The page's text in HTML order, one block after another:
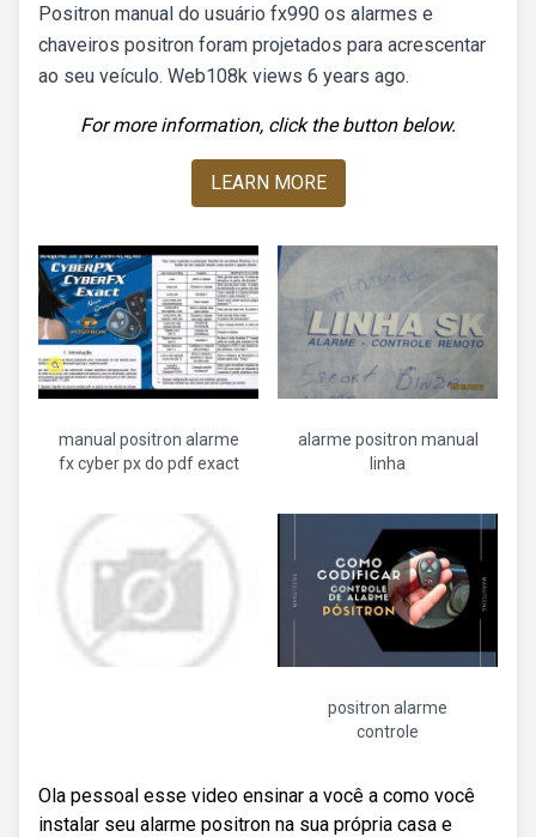
Positron manual do usuário fx990 os alarmes e
chaveiros positron foram projetados para acrescentar
ao seu veículo. Web108k views 6 years ago.
For more information, click the button below.
LEARN MORE
manual positron alarme
fx cyber px do pdf exact
alarme positron manual
linha
positron alarme
controle
Ola pessoal esse video ensinar a você a como você
instalar seu alarme positron na sua própria casa e